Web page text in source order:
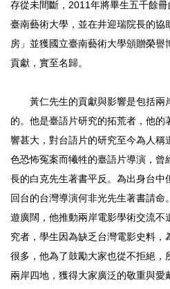
存從未間斷，2011年將畢生五千餘
臺南藝術大學，並在井迎瑞院長的
房」並獲國立臺南藝術大學頒贈榮譽
貢獻，實至名歸。
黃仁先生的貢獻與影響是包括兩
的。他是臺語片研究的拓荒者，他
響甚大，對台語片的研究至今為人稱
色恐怖冤案而犧牲的臺語片導演，曾
長的白克先生著書平反。為出身台中
回台的台灣導演何非光先生著書請
遊廣闊，他推動兩岸電影學術交流不
究者，學生因為缺乏台灣電影史料，
很多，他為了鼓勵大家也從不拒絕，
兩岸四地，獲得大家廣泛的敬重與愛